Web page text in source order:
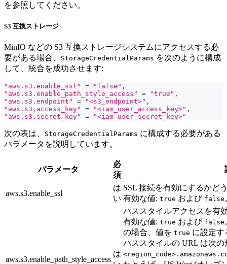
を参照してください。
S3 互換ストレージ
MinIO などの S3 互換ストレージシステムにアクセスする必
要がある場合、
StorageCredentialParams を次のように構成
して、統合を成功させます:
"aws.s3.enable_ssl" = "false" ,
"aws.s3.enable_path_style_access"
= "true" ,
"aws.s3.endpoint"
= "<s3_endpoint>" ,
"aws.s3.access_key"
= "<iam_user_access_key>" ,
"aws.s3.secret_key"
= "<iam_user_secret_key>"
次の表は、 StorageCredentialParams に構成する必要がある
パラメータを説明しています。
パラメータ
必
須
aws.s3.enable_ssl
は
い
SSL 接続を有効にするかど
有効な値: true および false
aws.s3.enable_path_style_access
は
パススタイルアクセスを有
有効な値: true および false
の場合、値を true に設定す
パススタイルの URL は次